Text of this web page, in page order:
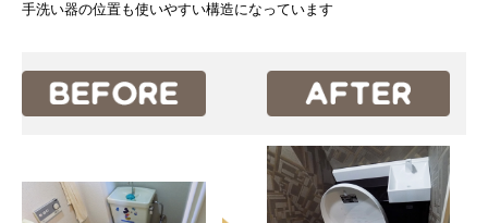
手洗い器の位置も使いやすい構造になっています